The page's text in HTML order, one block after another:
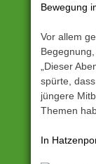
Bewegung
Vor allem
„Dieser
spürte,
jüngere
Themen
In